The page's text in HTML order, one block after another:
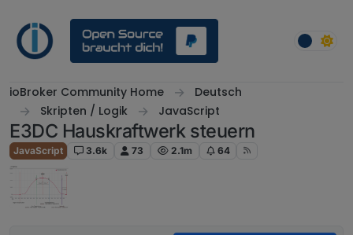
ioBroker Community Home
Deutsch
Skripten / Logik
JavaScript
E3DC Hauskraftwerk steuern
JavaScript 3.6k 73 2.1m 64